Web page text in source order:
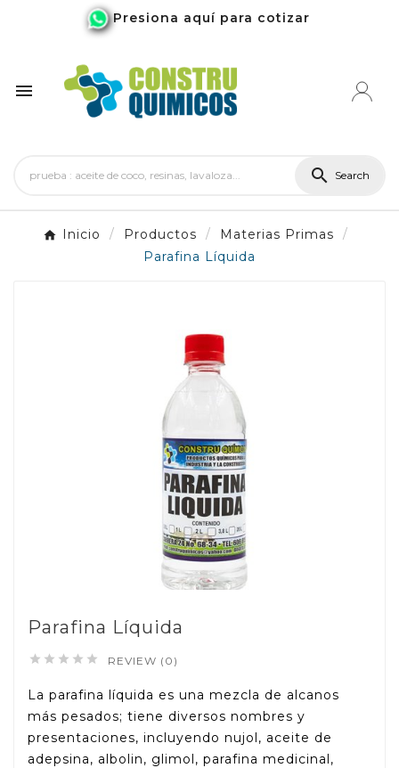
Presiona aquí para cotizar

 Search
Inicio Productos
Materias Primas
Parafina Líquida
Parafina Líquida
     REVIEW (0)
La parafina líquida es una mezcla de alcanos
más pesados; tiene diversos nombres y
presentaciones, incluyendo nujol, aceite de
adepsina, albolin, glimol, parafina medicinal,